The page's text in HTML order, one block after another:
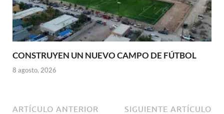
CONSTRUYEN UN NUEVO CAMPO DE FÚTBOL
8 agosto, 2026
ARTÍCULO ANTERIOR SIGUIENTE ARTÍCULO